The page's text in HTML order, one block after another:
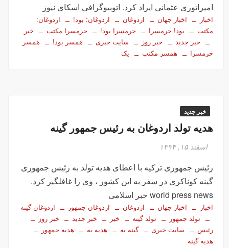
امپراتوری عثمانی ایراد کرد. اتوبیوگرافی اسکای نیوز
اخبار اخبار جهان اردوغان اردوغان: بود!
اردوغان:
مکتب
بود! حرمسرا حرمسرا بود! حرمسرا مکتب
خبر
خبر جدید
خبر روز سایت خبری همسر بود!
همسر
حرمسرا
همسر مکتب یک
خبر جدید
هدیه تولد اردوغان به رئیس جمهور گینه
اسفند ۱۵, ۱۳۹۴
رئیس جمهوری ترکیه با اعطای هدیه تولد به رئیس جمهوری
گینه کوناکری در سفر به این کشور ، وی را غافلگیر کرد.
world press news خبر اسلامی
اخبار اخبار جهان اردوغان اردوغان جمهور
اردوغان گینه
تولد جمهور
تولد گینه خبر خبر جدید
خبر روز
رئیس
سایت خبری گینه به هدیه به
هدیه جمهور
هدیه گینه